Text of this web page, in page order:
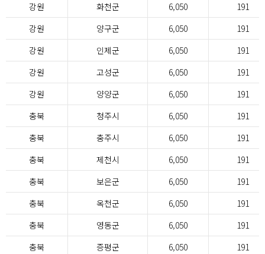
강원
화천군 6,050
191
강원
양구군 6,050
191
강원
인제군 6,050
191
강원
고성군 6,050
191
강원
양양군 6,050
191
충북
청주시 6,050
191
충북
충주시 6,050
191
충북
제천시 6,050
191
충북
보은군 6,050
191
충북
옥천군 6,050
191
충북
영동군 6,050
191
충북
증평군 6,050 191